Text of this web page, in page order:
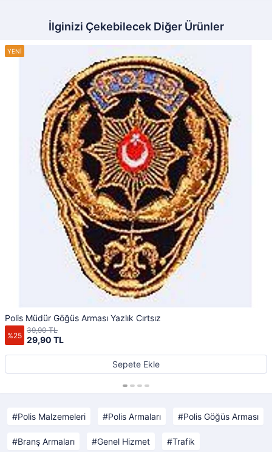
İlginizi Çekebilecek Diğer Ürünler
Polis Müdür Göğüs Arması Yazlık Cırtsız
%25 29,90 TL
39,90 TL
Sepete Ekle
Polis Malzemeleri Polis Armaları Polis Göğüs Arması
Branş Armaları Genel Hizmet Trafik